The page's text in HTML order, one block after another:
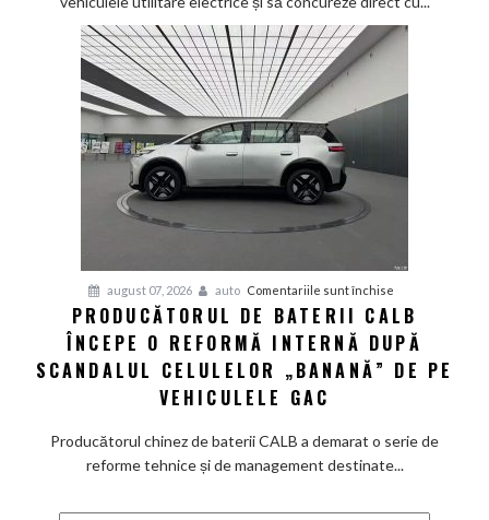
avea
dolari
august 07, 2026 auto Comentariile sunt închise
Producătorul
de
baterii
PRODUCĂTORUL DE BATERII CALB
ÎNCEPE O REFORMĂ INTERNĂ DUPĂ
SCANDALUL CELULELOR „BANANĂ” DE PE
VEHICULELE GAC
Producătorul chinez de baterii CALB a demarat o serie de
reforme tehnice și de management destinate...